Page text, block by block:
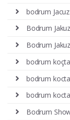
bodrum
Bodrum
Bodrum
bodrum
bodrum
bodrum
Bodrum